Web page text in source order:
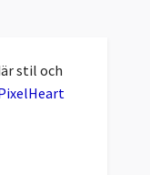
stil och